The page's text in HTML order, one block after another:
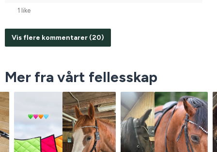
1 like
Vis flere kommentarer (20)
Mer fra vårt fellesskap